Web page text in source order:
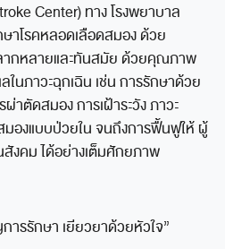
Center) ทาง โรงพยาบาล
าโรคหลอดเลือดสมอง ด้วย
ากหลายและทันสมัย ด้วยคุณภาพ
นภาวะฉุกเฉิน เช่น การรักษาด้วย
าตัดสมอง การเฝ้าระวัง ภาวะ
มองแบบป่วยใน จนถึงการฟื้นฟูให้ ผู้
งคม ได้อย่างเต็มศักยภาพ
ารรักษา เยียวยาด้วยหัวใจ”